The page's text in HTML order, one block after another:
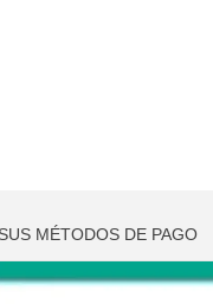
MÉTODOS DE PAGO